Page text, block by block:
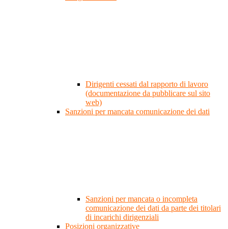
Dirigenti cessati dal rapporto di lavoro
(documentazione da pubblicare sul sito
web)
Sanzioni per mancata comunicazione dei dati
Sanzioni per mancata o incompleta
comunicazione dei dati da parte dei titolari
di incarichi dirigenziali
Posizioni organizzative